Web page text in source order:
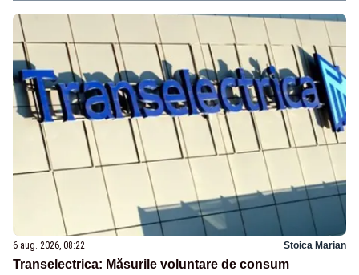
6 aug. 2026, 08:22 Stoica Marian
Transelectrica: Măsurile voluntare de consum